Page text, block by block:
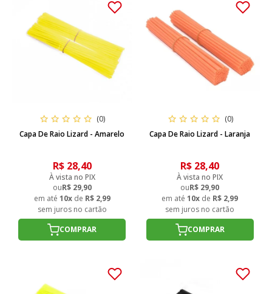
(0)
Capa De Raio Lizard - Amarelo
R$ 28,40
À vista no PIX
ouR$ 29,90
em até 10xde R$ 2,99
sem juros no cartão
COMPRAR
(0)
Capa De Raio Lizard - Laranja
R$ 28,40
À vista no PIX
ouR$ 29,90
em até10x de R$ 2,99
sem juros no cartão
COMPRAR